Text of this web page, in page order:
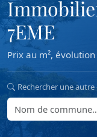
7EME
Prix au m²,
Rechercher une